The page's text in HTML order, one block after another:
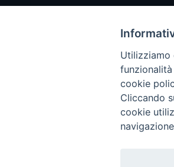
Copyright © 2019 - Tutti i
Utilizziamo
cookie
Cliccando
cookie